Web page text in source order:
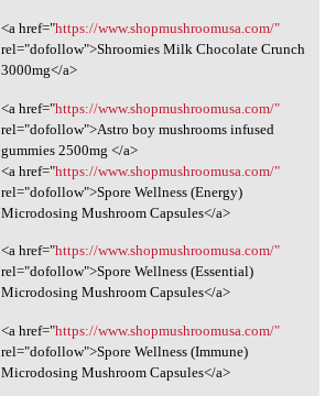
<a href="https://www.shopmushroomusa.com/"
rel="dofollow">Shroomies Milk Chocolate Crunch
3000mg</a>
<a href="https://www.shopmushroomusa.com/"
rel="dofollow">Astro boy mushrooms infused
gummies 2500mg </a>
<a href="https://www.shopmushroomusa.com/"
rel="dofollow">Spore Wellness (Energy)
Microdosing Mushroom Capsules</a>
<a href="https://www.shopmushroomusa.com/"
rel="dofollow">Spore Wellness (Essential)
Microdosing Mushroom Capsules</a>
<a href="https://www.shopmushroomusa.com/"
rel="dofollow">Spore Wellness (Immune)
Microdosing Mushroom Capsules</a>